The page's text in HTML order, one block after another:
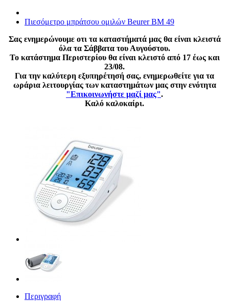
Πιεσόμετρο μπράτσου ομιλών Beurer BM 49
Σας ενημερώνουμε οτι τα καταστήματά μας θα είναι κλειστά
όλα τα Σάββατα του Αυγούστου.
Το κατάστημα Περιστερίου θα είναι κλειστό από 17 έως και
23/08.
Για την καλύτερη εξυπηρέτησή σας, ενημερωθείτε για τα
ωράρια λειτουργίας των καταστημάτων μας στην ενότητα
"Επικοινωνήστε μαζί μας".
Καλό καλοκαίρι.
Περιγραφή